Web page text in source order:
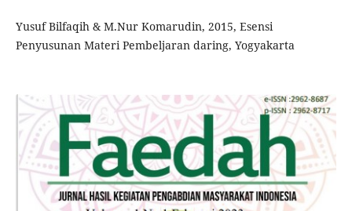
Yusuf Bilfaqih & M.Nur Komarudin, 2015, Esensi
Penyusunan Materi Pembeljaran daring, Yogyakarta